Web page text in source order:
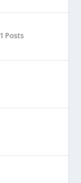
6 Posts